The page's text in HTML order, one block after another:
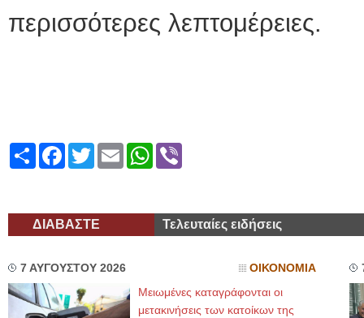
περισσότερες λεπτομέρειες.
ShareFacebook
TwitterEmailWhatsApp
ΔΙΑΒΑΣΤΕ Τελευταίες ειδήσεις
7 ΑΥΓΟΥΣΤΟΥ 2026 ΟΙΚΟΝΟΜΙΑ
Μειωμένες καταγράφονται οι
μετακινήσεις των κατοίκων της